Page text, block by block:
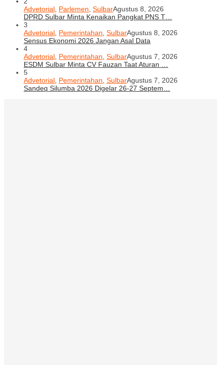
Advetorial, Parlemen, SulbarAgustus 8, 2026
DPRD Sulbar Minta Kenaikan Pangkat PNS T…
3
Advetorial, Pemerintahan, SulbarAgustus 8, 2026
Sensus Ekonomi 2026 Jangan Asal Data
4
Advetorial, Pemerintahan, SulbarAgustus 7, 2026
ESDM Sulbar Minta CV Fauzan Taat Aturan …
5
Advetorial, Pemerintahan, SulbarAgustus 7, 2026
Sandeq Silumba 2026 Digelar 26-27 Septem…